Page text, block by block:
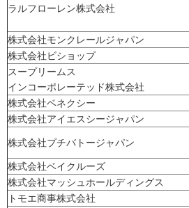
ラルフローレン株式会社
株式会社モンクレールジャパン
株式会社ビショップ
スープリームス
インコーポレーテッド株式会社
株式会社ベネクシー
株式会社アイエスシージャパン
株式会社プチバトージャパン
株式会社ベイクルーズ
株式会社マッシュホールディングス
トモエ商事株式会社